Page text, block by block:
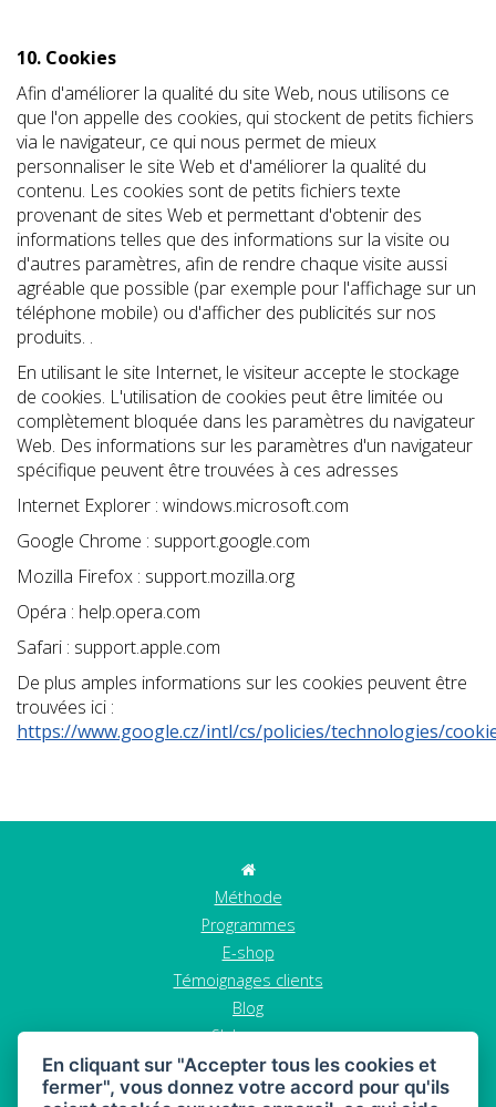
10. Cookies
Afin d'améliorer la qualité du site Web, nous utilisons ce
que l'on appelle des cookies, qui stockent de petits fichiers
via le navigateur, ce qui nous permet de mieux
personnaliser le site Web et d'améliorer la qualité du
contenu. Les cookies sont de petits fichiers texte
provenant de sites Web et permettant d'obtenir des
informations telles que des informations sur la visite ou
d'autres paramètres, afin de rendre chaque visite aussi
agréable que possible (par exemple pour l'affichage sur un
téléphone mobile) ou d'afficher des publicités sur nos
produits. .
En utilisant le site Internet, le visiteur accepte le stockage
de cookies. L'utilisation de cookies peut être limitée ou
complètement bloquée dans les paramètres du navigateur
Web. Des informations sur les paramètres d'un navigateur
spécifique peuvent être trouvées à ces adresses
Internet Explorer : windows.microsoft.com
Google Chrome : support.google.com
Mozilla Firefox : support.mozilla.org
Opéra : help.opera.com
Safari : support.apple.com
De plus amples informations sur les cookies peuvent être
trouvées ici :
https://www.google.cz/intl/cs/policies/technologies/
Méthode
Programmes
E-shop
Témoignages clients
Blog
S'abonner
Contact
GDPR
En cliquant sur "Accepter tous les cookies et
fermer", vous donnez votre accord pour qu'ils